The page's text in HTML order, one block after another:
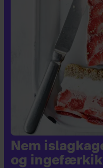
Nem
og